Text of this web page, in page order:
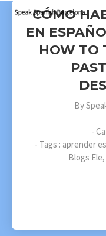
CÓMO
EN
HOW TO
By
-
- Tags : aprender
Blogs Ele,